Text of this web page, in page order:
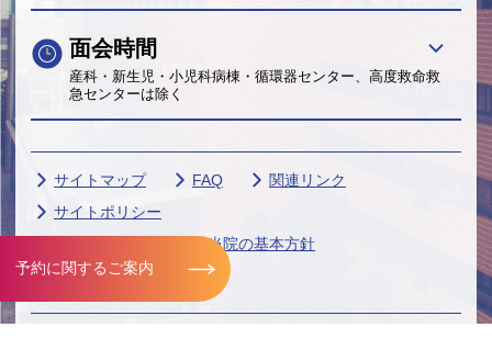
予約に関するご案内
面会時間
産科・新生児・小児科病棟・循環器センター、高度救命救
急センターは除く
サイトマップ FAQ
関連リンク
サイトポリシー
個人情報保護に関する当院の基本方針
帝京大学グループ